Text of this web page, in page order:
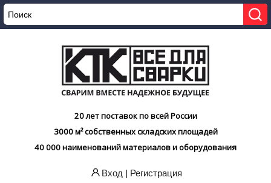
20 лет поставок по всей России
3000 м² собственных складских площадей
40 000 наименований материалов и оборудования
Вход | Регистрация